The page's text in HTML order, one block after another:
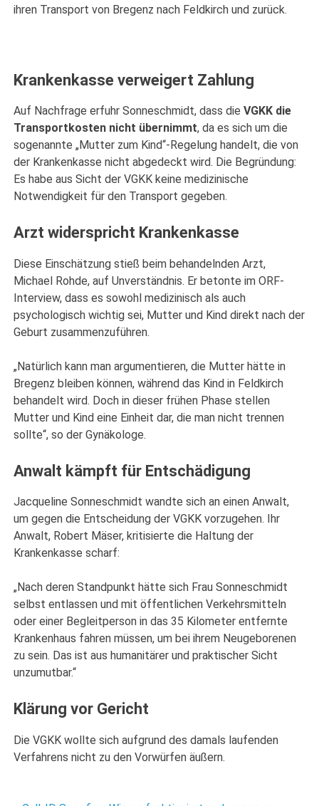
ihren Transport von Bregenz nach Feldkirch und zurück.
Krankenkasse verweigert Zahlung
Auf Nachfrage erfuhr Sonneschmidt, dass dieVGKK die
Transportkosten nicht übernimmt, da es sich um die
sogenannte „Mutter zum Kind“-Regelung handelt, die von
der Krankenkasse nicht abgedeckt wird. Die Begründung:
Es habe aus Sicht der VGKK keine medizinische
Notwendigkeit für den Transport gegeben.
Arzt widerspricht Krankenkasse
Diese Einschätzung stieß beim behandelnden Arzt,
Michael Rohde, auf Unverständnis. Er betonte im ORF-
Interview, dass es sowohl medizinisch als auch
psychologisch wichtig sei, Mutter und Kind direkt nach der
Geburt zusammenzuführen.
„Natürlich kann man argumentieren, die Mutter hätte in
Bregenz bleiben können, während das Kind in Feldkirch
behandelt wird. Doch in dieser frühen Phase stellen
Mutter und Kind eine Einheit dar, die man nicht trennen
sollte“, so der Gynäkologe.
Anwalt kämpft für Entschädigung
Jacqueline Sonneschmidt wandte sich an einen Anwalt,
um gegen die Entscheidung der VGKK vorzugehen. Ihr
Anwalt, Robert Mäser, kritisierte die Haltung der
Krankenkasse scharf:
„Nach deren Standpunkt hätte sich Frau Sonneschmidt
selbst entlassen und mit öffentlichen Verkehrsmitteln
oder einer Begleitperson in das 35 Kilometer entfernte
Krankenhaus fahren müssen, um bei ihrem Neugeborenen
zu sein. Das ist aus humanitärer und praktischer Sicht
unzumutbar.“
Klärung vor Gericht
Die VGKK wollte sich aufgrund des damals laufenden
Verfahrens nicht zu den Vorwürfen äußern.